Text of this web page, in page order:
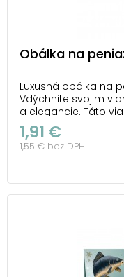
Obálka na
Luxusná obálka na
Vdýchnite svojim
a elegancie. Táto
zasneženej
ideálna na
darčekového
1,91 €
1,55 € bez DPH